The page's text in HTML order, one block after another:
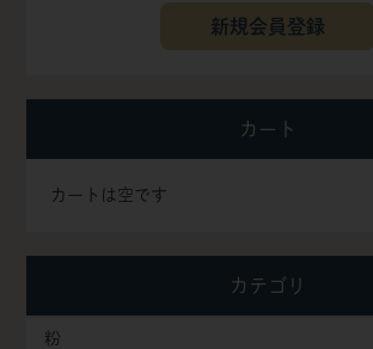
新規会員登録
カート
カートは空です
カテゴリ
粉